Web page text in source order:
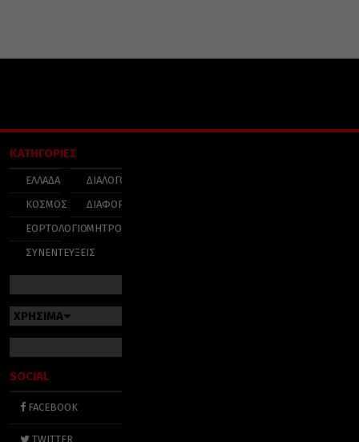
ΚΑΤΗΓΟΡΙΕΣ
ΕΛΛΑΔΑ
ΚΟΣΜΟΣ
ΕΟΡΤΟΛΟΓΙΟ
ΣΥΝΕΝΤΕΥΞΕΙΣ
ΔΙΑΛΟΓΟΣ
ΔΙΑΦΟΡΑ
ΜΗΤΡΟΠΟΛΕΙΣ
ΧΡΗΣΙΜΑ
SOCIAL
FACEBOOK
TWITTER